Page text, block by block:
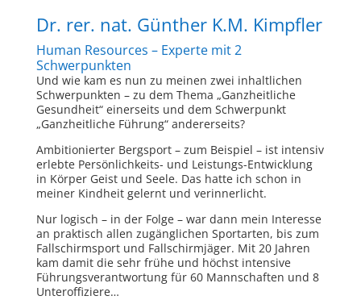
Dr. rer. nat. Günther K.M. Kimpfler
Human Resources – Experte mit 2
Schwerpunkten
Und wie kam es nun zu meinen zwei inhaltlichen
Schwerpunkten – zu dem Thema „Ganzheitliche
Gesundheit“ einerseits und dem Schwerpunkt
„Ganzheitliche Führung“ andererseits?
Ambitionierter Bergsport – zum Beispiel – ist intensiv
erlebte Persönlichkeits- und Leistungs-Entwicklung
in Körper Geist und Seele. Das hatte ich schon in
meiner Kindheit gelernt und verinnerlicht.
Nur logisch – in der Folge – war dann mein Interesse
an praktisch allen zugänglichen Sportarten, bis zum
Fallschirmsport und Fallschirmjäger. Mit 20 Jahren
kam damit die sehr frühe und höchst intensive
Führungsverantwortung für 60 Mannschaften und 8
Unteroffiziere…